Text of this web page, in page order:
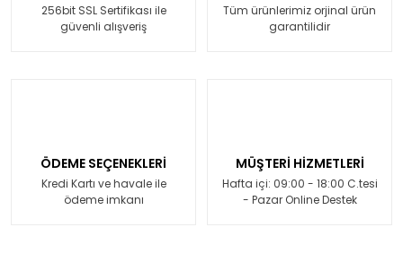
256bit SSL Sertifikası ile
güvenli alışveriş
Tüm ürünlerimiz orjinal ürün
garantilidir
ÖDEME SEÇENEKLERİ
Kredi Kartı ve havale ile
ödeme imkanı
MÜŞTERİ HİZMETLERİ
Hafta içi: 09:00 - 18:00 C.tesi
- Pazar Online Destek